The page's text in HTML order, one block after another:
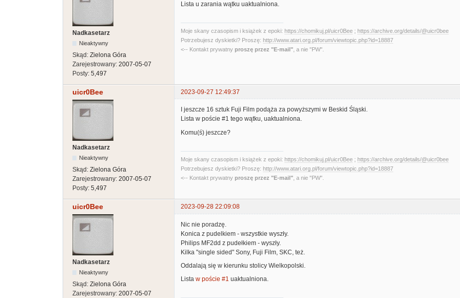
Nadkasetarz
Nieaktywny
Skąd: Zielona Góra
Zarejestrowany: 2007-05-07
Posty: 5,497
Lista u zarania wątku uaktualniona.
Moje skany czasopism i książek z epoki: https://chomikuj.pl/uicr0Bee ; https://archive.org/details/@uicr0bee
Potrzebujesz dyskietki? Proszę: http://www.atari.org.pl/forum/viewtopic.php?id=18887
<-- Kontakt prywatny proszę przez "E-mail" , a nie "PW".
uicr0Bee 2023-09-27 12:49:37
Nadkasetarz
Nieaktywny
Skąd: Zielona Góra
Zarejestrowany: 2007-05-07
Posty: 5,497
I jeszcze 16 sztuk Fuji Film podąża za powyższymi w Beskid Śląski.
Lista w poście #1 tego wątku, uaktualniona.
Komu(ś) jeszcze?
Moje skany czasopism i książek z epoki: https://chomikuj.pl/uicr0Bee ; https://archive.org/details/@uicr0bee
Potrzebujesz dyskietki? Proszę: http://www.atari.org.pl/forum/viewtopic.php?id=18887
<-- Kontakt prywatny proszę przez "E-mail" , a nie "PW".
uicr0Bee 2023-09-28 22:09:08
Nadkasetarz
Nieaktywny
Skąd: Zielona Góra
Zarejestrowany: 2007-05-07
Nic nie poradzę.
Konica z pudelkiem - wszystkie wyszły.
Philips MF2dd z pudełkiem - wyszły.
Kilka "single sided" Sony, Fuji Film, SKC, też.
Oddalają się w kierunku stolicy Wielkopolski.
Lista w poście #1 uaktualniona.